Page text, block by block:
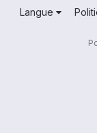
Langue